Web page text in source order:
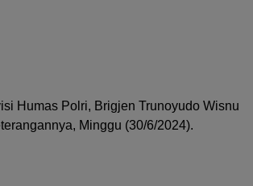
Humas Polri, Brigjen Trunoyudo Wisnu
Minggu (30/6/2024).